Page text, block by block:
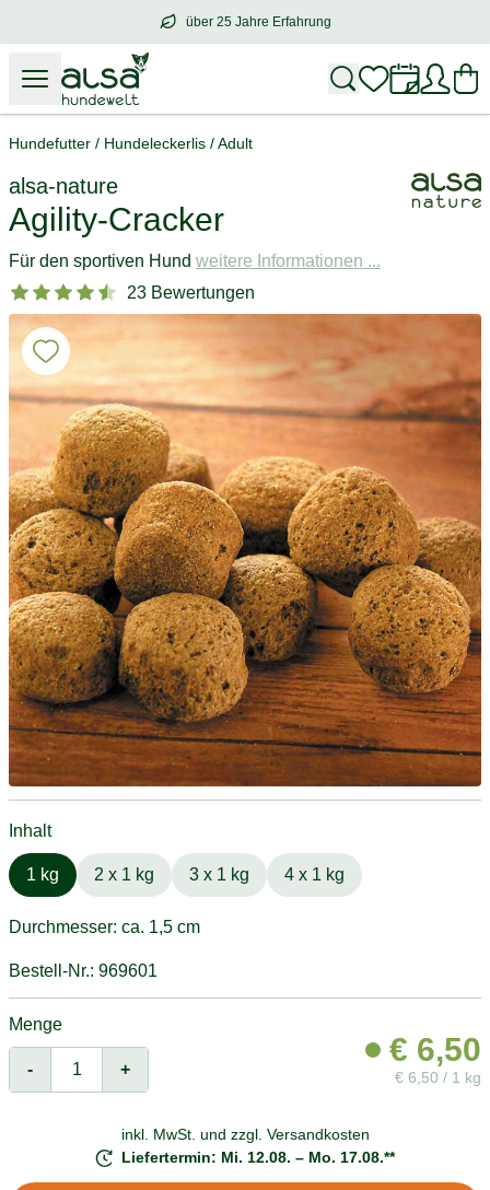
über 25 Jahre Erfahrung
über25 Jahre Erfahrung
Hundefutter / Hundeleckerlis /Adult
alsa-nature
Agility-Cracker
Für den sportiven Hund weitere Informationen ...
23 Bewertungen
Inhalt
1 kg 2 x 1 kg 3 x 1 kg 4 x 1 kg
Durchmesser: ca. 1,5 cm
Bestell-Nr.: 969601
Menge
- +
€ 6,50
€ 6,50 / 1 kg
inkl. MwSt. und zzgl. Versandkosten
Liefertermin: Mi. 12.08. – Mo. 17.08.**